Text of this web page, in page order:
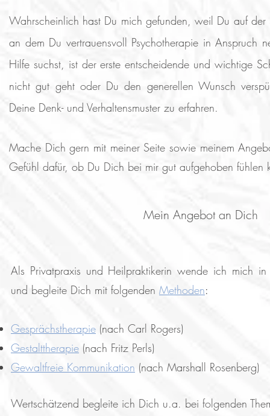
Wahrscheinlich hast Du mich gefunden, weil Du auf
an dem Du vertrauensvoll Psychotherapie in Anspruch
Hilfe suchst, ist der erste entscheidende und wichtige
nicht gut geht oder Du den generellen Wunsch
Deine Denk- und Verhaltensmuster zu erfahren.
Mache Dich gern mit meiner Seite sowie meinem
Gefühl dafür, ob Du Dich bei mir gut aufgehoben fühlen
Mein Angebot an Dich
Als Privatpraxis und Heilpraktikerin wende ich mich in
und begleite Dich mit folgenden Methoden:
Gesprächstherapie (nach Carl Rogers)
Gestalttherapie (nach Fritz Perls)
Gewaltfreie Kommunikation (nach Marshall Rosenberg)
Wertschätzend begleite ich Dich u.a. bei folgenden